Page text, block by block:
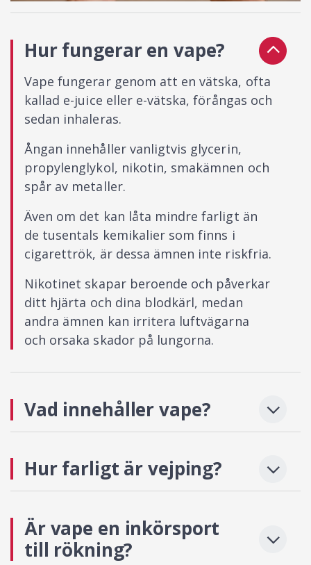
Hur fungerar en vape?
Vape fungerar genom att en vätska, ofta
kallad e-juice eller e-vätska, förångas och
sedan inhaleras.
Ångan innehåller vanligtvis glycerin,
propylenglykol, nikotin, smakämnen och
spår av metaller.
Även om det kan låta mindre farligt än
de tusentals kemikalier som finns i
cigarettrök, är dessa ämnen inte riskfria.
Nikotinet skapar beroende och påverkar
ditt hjärta och dina blodkärl, medan
andra ämnen kan irritera luftvägarna
och orsaka skador på lungorna.
Vad innehåller vape?
Hur farligt är vejping?
Är vape en inkörsport
till rökning?